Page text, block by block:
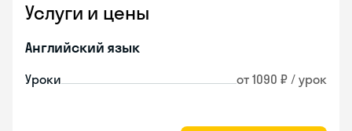
Услуги и цены
Английский язык
Уроки от 1090 ₽ / урок